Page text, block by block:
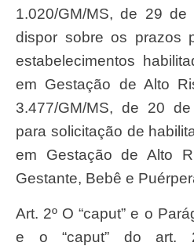
1.020/GM/MS, de 29
dispor sobre os prazos
estabelecimentos
em Gestação de Alto
3.477/GM/MS, de 20
para solicitação de
em Gestação de Alto
Gestante, Bebê e
Art. 2º O “caput” e o Parágrafo único do art. 15
e o “caput” do art.